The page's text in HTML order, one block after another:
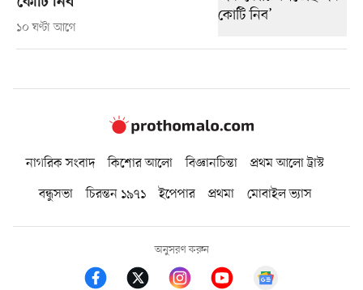
১০ ঘণ্টা আগে
নাগরিক সংবাদ কিশোর আলো বিজ্ঞানচিন্তা
প্রথম আলো ট্রাস্ট
বন্ধুসভা
চিরন্তন ১৯৭১ ইপেপার প্রথমা মোবাইল ভ্যাস
অনুসরণ করুন